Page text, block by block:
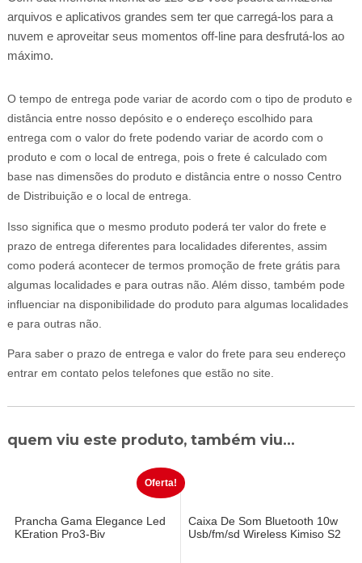
arquivos e aplicativos grandes sem ter que carregá-los para a
nuvem e aproveitar seus momentos off-line para desfrutá-los ao
máximo.
O tempo de entrega pode variar de acordo com o tipo de produto e
distância entre nosso depósito e o endereço escolhido para
entrega com o valor do frete podendo variar de acordo com o
produto e com o local de entrega, pois o frete é calculado com
base nas dimensões do produto e distância entre o nosso Centro
de Distribuição e o local de entrega.
Isso significa que o mesmo produto poderá ter valor do frete e
prazo de entrega diferentes para localidades diferentes, assim
como poderá acontecer de termos promoção de frete grátis para
algumas localidades e para outras não. Além disso, também pode
influenciar na disponibilidade do produto para algumas localidades
e para outras não.
Para saber o prazo de entrega e valor do frete para seu endereço
entrar em contato pelos telefones que estão no site.
quem viu este produto, também viu...
Oferta!
Prancha Gama Elegance Led
KEration Pro3-Biv
Caixa De Som Bluetooth 10w
Usb/fm/sd Wireless Kimiso S2